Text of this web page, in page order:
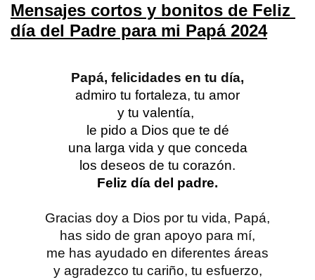
Mensajes cortos y bonitos de Feliz
día del Padre para mi Papá 2024
Papá, felicidades en tu día,
admiro tu fortaleza, tu amor
y tu valentía,
le pido a Dios que te dé
una larga vida y que conceda
los deseos de tu corazón.
Feliz día del padre.
Gracias doy a Dios por tu vida, Papá,
has sido de gran apoyo para mí,
me has ayudado en diferentes áreas
y agradezco tu cariño, tu esfuerzo,